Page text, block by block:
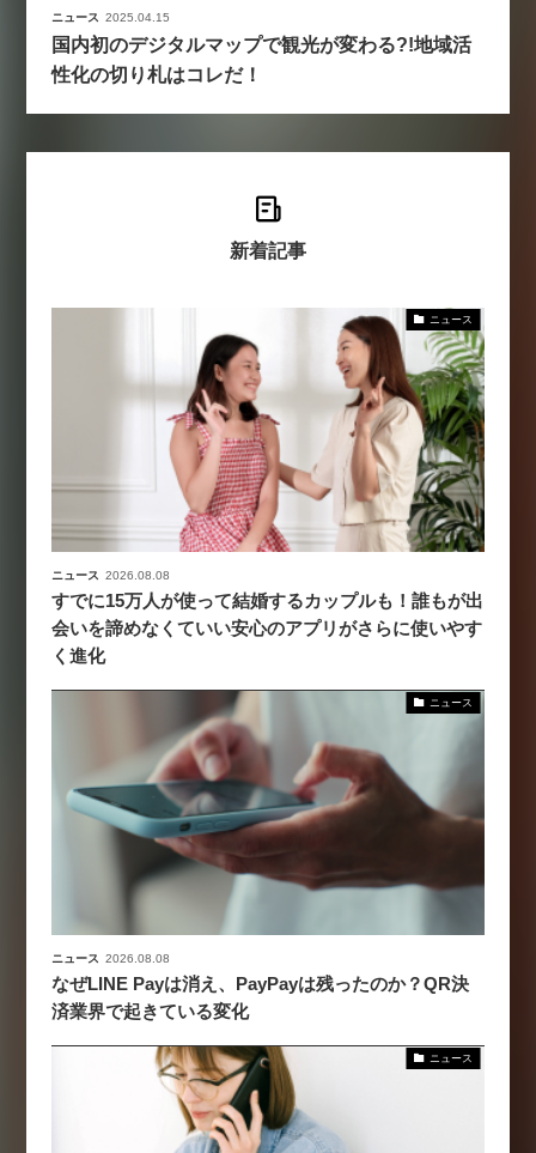
ニュース 2025.04.15
国内初のデジタルマップで観光が変わる?!地域活
性化の切り札はコレだ！
新着記事
ニュース
ニュース 2026.08.08
すでに15万人が使って結婚するカップルも！誰もが出
会いを諦めなくていい安心のアプリがさらに使いやす
く進化
ニュース
ニュース 2026.08.08
なぜLINE Payは消え、PayPayは残ったのか？QR決
済業界で起きている変化
ニュース